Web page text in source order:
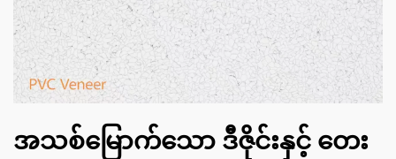
အသစ်မြောက်သော ဒီဇိုင်းနှင့် တေး